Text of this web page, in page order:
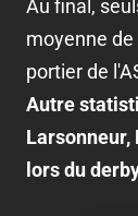
Au final,
moyenne
portier de
Autre
Larsonneur,
lors du